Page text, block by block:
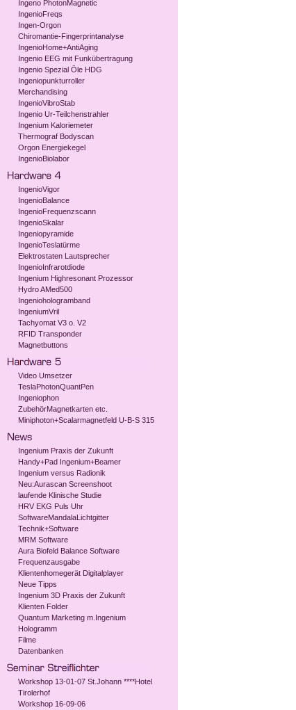
Ingeno PhotonMagnetic
IngenioFreqs
Ingen-Orgon
Chiromantie-Fingerprintanalyse
IngenioHome+AntiAging
Ingenio EEG mit Funkübertragung
Ingenio Spezial Öle HDG
Ingeniopunkturroller
Merchandising
IngenioVibroStab
Ingenio Ur-Teilchenstrahler
Ingenium Kaloriemeter
Thermograf Bodyscan
Orgon Energiekegel
IngenioBiolabor
IngenioVigor
IngenioBalance
IngenioFrequenzscann
IngenioSkalar
Ingeniopyramide
IngenioTeslatürme
Elektrostaten Lautsprecher
IngenioInfrarotdiode
Ingenium Highresonant Prozessor
Hydro AMed500
Ingeniohologramband
IngeniumVril
Tachyomat V3 o. V2
RFID Transponder
Magnetbuttons
Video Umsetzer
TeslaPhotonQuantPen
Ingeniophon
ZubehörMagnetkarten etc.
Miniphoton+Scalarmagnetfeld U-B-S 315
Ingenium Praxis der Zukunft
Handy+Pad Ingenium+Beamer
Ingenium versus Radionik
Neu:Aurascan Screenshoot
laufende Klinische Studie
HRV EKG Puls Uhr
SoftwareMandalaLichtgitter
Technik+Software
MRM Software
Aura Biofeld Balance Software
Frequenzausgabe
Klientenhomegerät Digitalplayer
Neue Tipps
Ingenium 3D Praxis der Zukunft
Klienten Folder
Quantum Marketing m.Ingenium
Hologramm
Filme
Datenbanken
Workshop 13-01-07 St.Johann ****Hotel
Tirolerhof
Workshop 16-09-06